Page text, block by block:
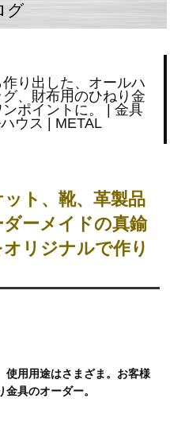
グ
り出した、オールハ
、財布用のひねり金
ポイントに。 | 金具
ウス | METAL
ト、靴、革製品
ーメイドの真鍮
リジナルで作り
使用用途はさまざま。お客様
具のオーダー。